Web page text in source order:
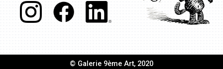
© Galerie 9ème Art, 2020